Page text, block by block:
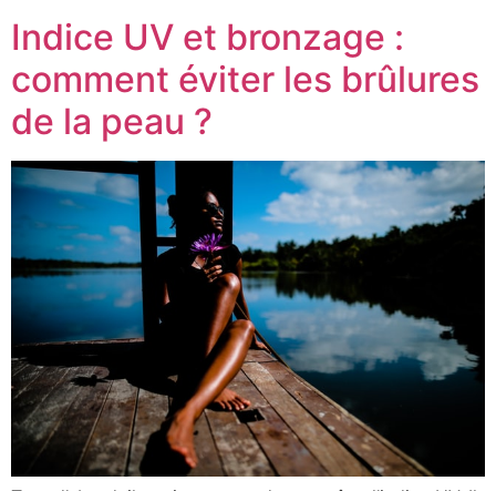
Indice UV et bronzage :
comment éviter les brûlures
de la peau ?